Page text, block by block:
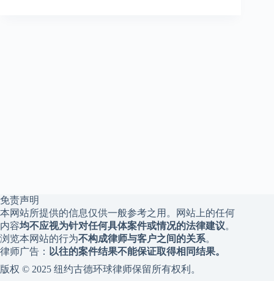
免责声明
本网站所提供的信息仅供一般参考之用。网站上的任何
内容均不应视为针对任何具体案件或情况的法律建议。
浏览本网站的行为不构成律师与客户之间的关系。
律师广告： 以往的案件结果不能保证取得相同结果。
版权 © 2025 纽约古德环球律师保留所有权利。